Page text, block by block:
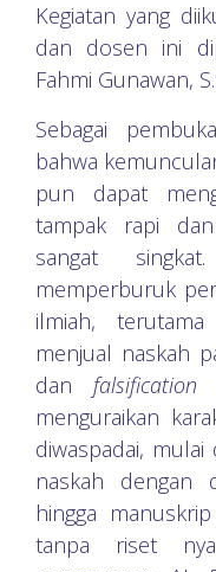
Kegiatan yang
dan dosen ini
Fahmi Gunawan,
Sebagai
bahwa
pun dapat
tampak rapi
sangat
memperburuk
ilmiah,
menjual naskah
dan falsification
menguraikan
diwaspadai, mulai
naskah dengan
hingga
tanpa riset